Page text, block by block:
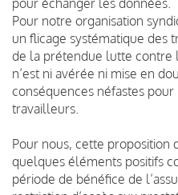
Pour notre organisation
un flicage systématique des
de la prétendue lutte contre
n’est ni avérée ni mise en
conséquences néfastes
travailleurs.
Pour nous, cette
quelques éléments positifs
période de bénéfice de